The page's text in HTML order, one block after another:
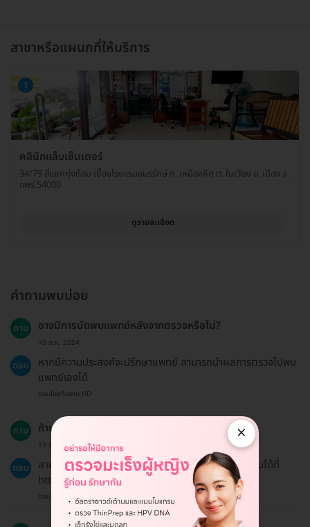
สาขาหรือแผนกที่ให้บริการ
1
คลินิกแล็บเซ็นเตอร์
34/79 สี่แยกทุ่งต้อม เยื้องโรงแรมอมรรักษ์ ถ. เหมืองหิต ต. ในเวียง อ. เมือง จ.
แพร่ 54000
ดูรายละเอียด
คำถามพบบ่อย
ถาม อาจมีการนัดพบแพทย์หลังจากตรวจหรือไม่?
10 ต.ค. 2024
ตอบ
หากมีความประสงค์จะปรึกษาแพทย์ สามารถนำผลการตรวจไปพบ
แพทย์เองได้
ตอบโดยทีมงาน HD
ถาม ถ้าเปลี่ยนใจ ขอคืนเงินได้ไหม?
19 ธ.ค. 2024
ตอบ
สามารถขอคืนเงินได้ตามนโยบายการคืนเงินที่สามารถอ่านได้ที่
https://hdmall.co.th/c/refund-policy-hdmall
ตอบโดยทีมงาน HD
×